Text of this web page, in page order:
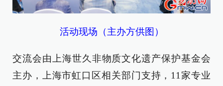
活动现场（主办方供图）
交流会由上海世久非物质文化遗产保护基金会
主办，上海市虹口区相关部门支持，11家专业